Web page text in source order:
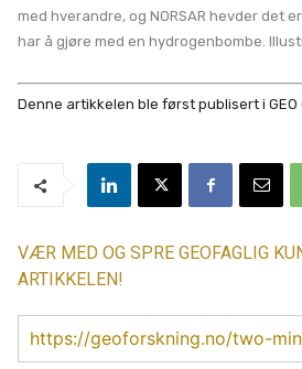
med hverandre, og NORSAR hevder det
har å gjøre med en hydrogenbombe.
Denne artikkelen ble først publisert i GEO
VÆR MED OG SPRE GEOFAGLIG
ARTIKKELEN!
https://geoforskning.no/two-